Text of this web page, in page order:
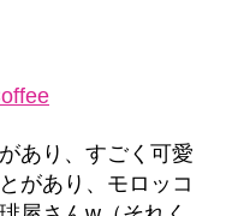
あり、すごく可愛
があり、モロッコ